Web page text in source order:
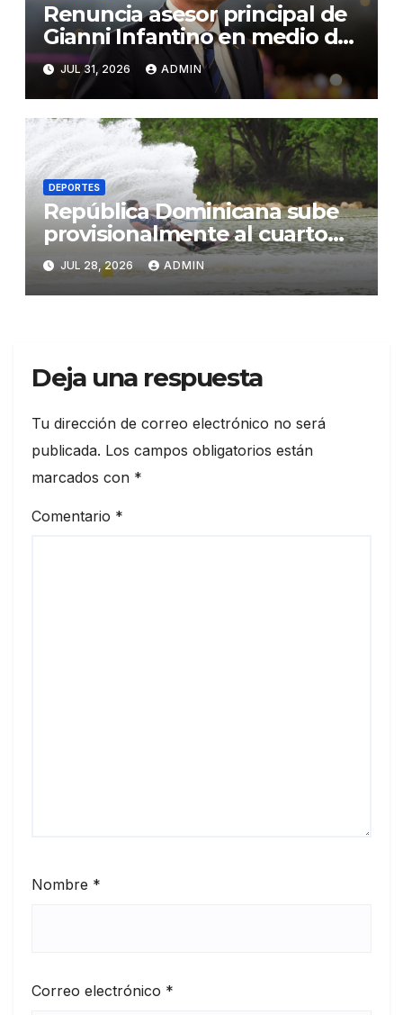
Renuncia asesor principal de
Gianni Infantino en medio de
crisis por plan para privatizar
derechos del Mundial
JUL 31, 2026 ADMIN
DEPORTES
República Dominicana sube
provisionalmente al cuarto
lugar del medallero de Santo
Domingo 2026
JUL 28, 2026 ADMIN
Deja una respuesta
Tu dirección de correo electrónico no será
publicada. Los campos obligatorios están
marcados con *
Comentario *
Nombre *
Correo electrónico *